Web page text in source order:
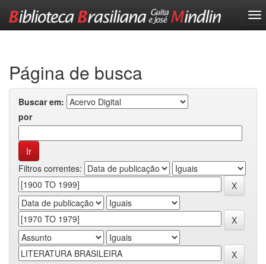
Página de busca
Buscar em:
por
Filtros correntes: